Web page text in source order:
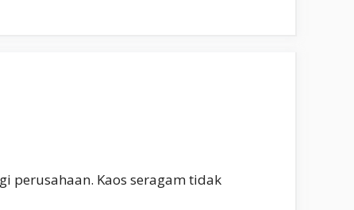
perusahaan. Kaos seragam tidak